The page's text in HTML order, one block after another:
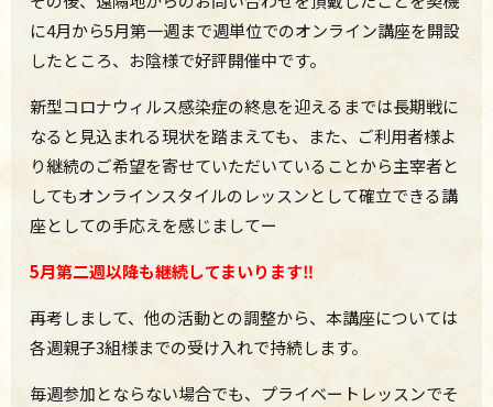
に4月から5月第一週まで週単位でのオンライン講座を開設
したところ、お陰様で好評開催中です。
新型コロナウィルス感染症の終息を迎えるまでは長期戦に
なると見込まれる現状を踏まえても、また、ご利用者様よ
り継続のご希望を寄せていただいていることから主宰者と
してもオンラインスタイルのレッスンとして確立できる講
座としての手応えを感じましてー
5月第二週以降も継続してまいります‼
再考しまして、他の活動との調整から、本講座については
各週親子3組様までの受け入れで持続します。
毎週参加とならない場合でも、プライベートレッスンでそ